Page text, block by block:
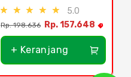
5.0
Rp. 198.636 Rp. 157.648
+ Keranjang